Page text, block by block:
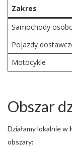
Zakres
Samochody
Pojazdy
Motocykle
Obszar
Działamy lokalnie w
obszary: